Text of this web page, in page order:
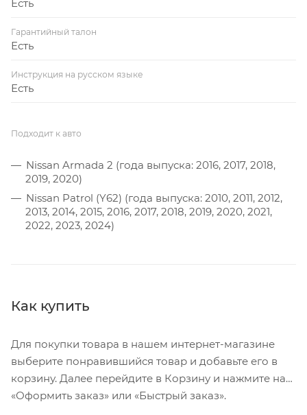
Есть
Гарантийный талон
Есть
Инструкция на русском языке
Есть
Подходит к авто
Nissan Armada 2 (года выпуска: 2016, 2017, 2018,
2019, 2020)
Nissan Patrol (Y62) (года выпуска: 2010, 2011, 2012,
2013, 2014, 2015, 2016, 2017, 2018, 2019, 2020, 2021,
2022, 2023, 2024)
Как купить
Для покупки товара в нашем интернет-магазине
выберите понравившийся товар и добавьте его в
корзину. Далее перейдите в Корзину и нажмите на
«Оформить заказ» или «Быстрый заказ».